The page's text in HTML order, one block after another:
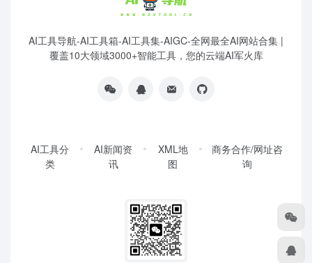
AI工具导航-AI工具箱-AI工具集-AIGC-全网最全AI网站合集 |
覆盖10大领域3000+智能工具，您的云端AI军火库
AI工具分
类
AI新闻资
讯
XML地
图
商务合作/网址咨
询